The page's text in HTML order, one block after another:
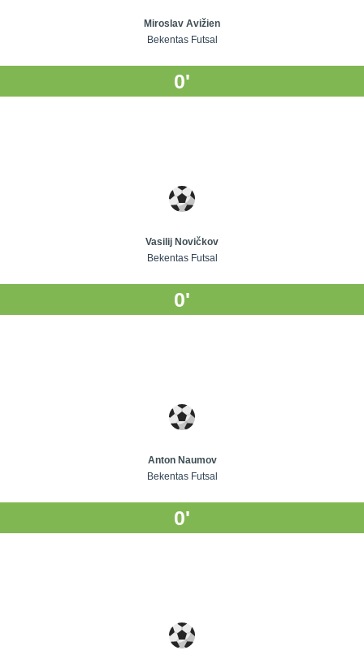
Miroslav Avižien
Bekentas Futsal
0'
Vasilij Novičkov
Bekentas Futsal
0'
Anton Naumov
Bekentas Futsal
0'